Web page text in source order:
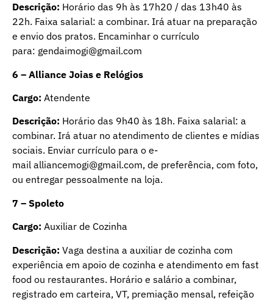
Descrição: Horário das 9h às 17h20 / das 13h40 às
22h. Faixa salarial: a combinar. Irá atuar na preparação
e envio dos pratos. Encaminhar o currículo
para: gendaimogi@gmail.com
6 – Alliance Joias e Relógios
Cargo: Atendente
Descrição: Horário das 9h40 às 18h. Faixa salarial: a
combinar. Irá atuar no atendimento de clientes e mídias
sociais. Enviar currículo para o e-
mail alliancemogi@gmail.com, de preferência, com foto,
ou entregar pessoalmente na loja.
7 – Spoleto
Cargo: Auxiliar de Cozinha
Descrição: Vaga destina a auxiliar de cozinha com
experiência em apoio de cozinha e atendimento em fast
food ou restaurantes. Horário e salário a combinar,
registrado em carteira, VT, premiação mensal, refeição